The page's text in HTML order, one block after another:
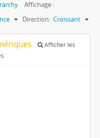
Affichage :
Direction: Croissant
Afficher les